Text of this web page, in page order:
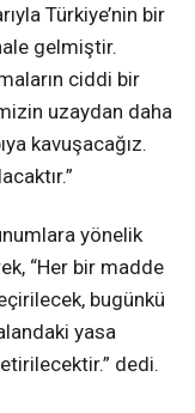
Türkiye’nin bir
gelmiştir.
ciddi bir
uzaydan daha
kavuşacağız.
yönelik
“Her bir madde
bugünkü
yasa
dedi.